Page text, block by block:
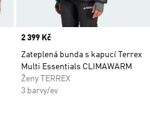
Price
2 399 Kč
Zateplená bunda s kapucí Terrex
Multi Essentials CLIMAWARM
Ženy TERREX
3 barvy/ev